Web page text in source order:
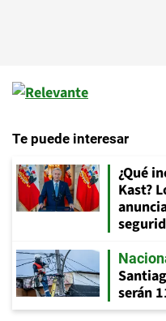
Te puede interesar
¿Qué
Kast?
serán